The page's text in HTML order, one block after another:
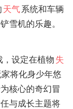
天气系统和车辆
雪机的乐趣。
，设定在植物 失
将化身少年悠
核心的奇幻冒
与成长主题将